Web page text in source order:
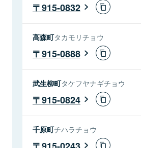
915-0832
高森町タカモリチョウ
915-0888
武生柳町タケフヤナギチョウ
915-0824
千原町チハラチョウ